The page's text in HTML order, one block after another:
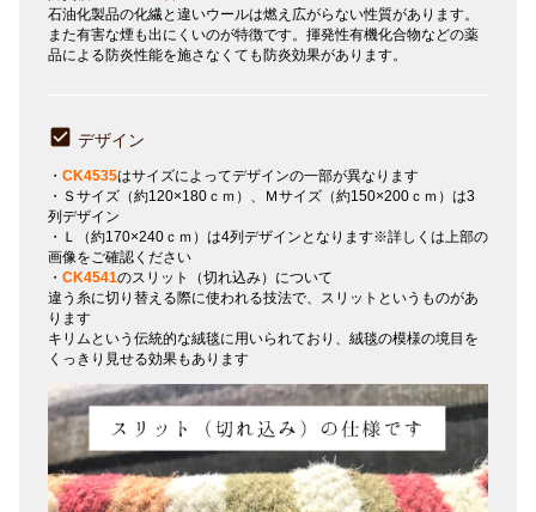
石油化製品の化繊と違いウールは燃え広がらない性質があります。
また有害な煙も出にくいのが特徴です。揮発性有機化合物などの薬
品による防炎性能を施さなくても防炎効果があります。
デザイン
・ CK4535はサイズによってデザインの一部が異なります
・Ｓサイズ（約120×180ｃｍ）、Ｍサイズ（約150×200ｃｍ）は3
列デザイン
・Ｌ（約170×240ｃｍ）は4列デザインとなります※詳しくは上部の
画像をご確認ください
・ CK4541のスリット（切れ込み）について
違う糸に切り替える際に使われる技法で、スリットというものがあ
ります
キリムという伝統的な絨毯に用いられており、絨毯の模様の境目を
くっきり見せる効果もあります